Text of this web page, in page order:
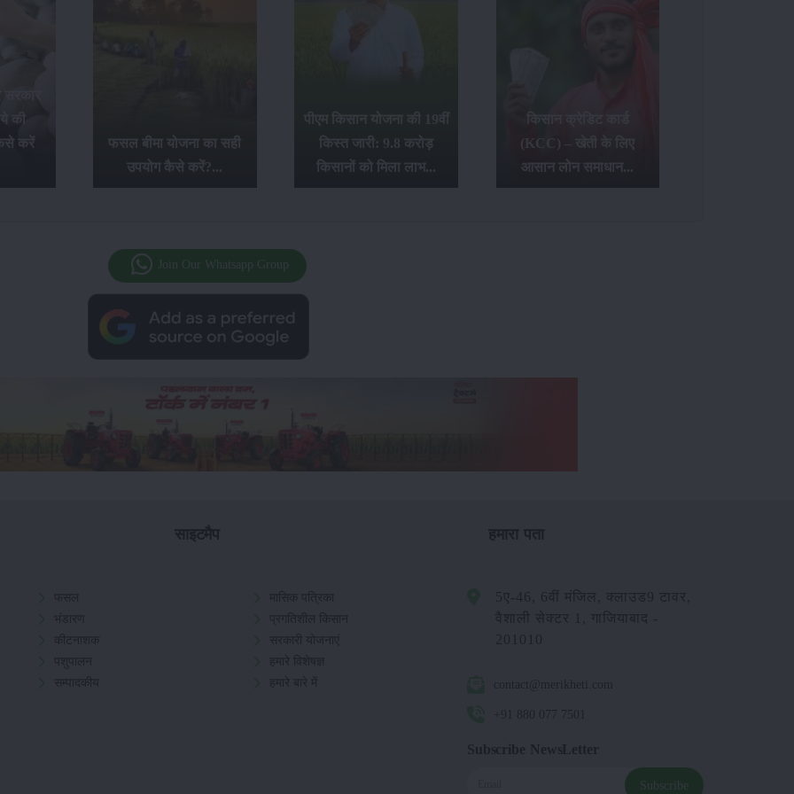
की
करें
फसल बीमा योजना का सही
उपयोग कैसे करें?...
पीएम किसान योजना की 19वीं
किस्त जारी: 9.8 करोड़
किसानों को मिला लाभ...
किसान क्रेडिट कार्ड
(KCC) – खेती के लिए
आसान लोन समाधान...
Join Our Whatsapp Group
Subscribe